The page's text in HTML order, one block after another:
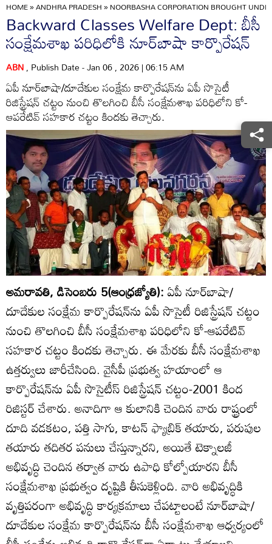
HOME»ANDHRA PRADESH»NOORBASHA CORPORATION BROUGHT
Backward Classes Welfare Dept: బీసీ
సంక్షేమశాఖ పరిధిలోకి నూర్‌బాషా కార్పొరేషన్‌
ABN, Publish Date - Jan 06 , 2026 | 06:15 AM
ఏపీ నూర్‌బాషా/దూదేకుల సంక్షేమ కార్పొరేషన్‌ను ఏపీ సొసైటీ
రిజిస్ట్రేషన్‌ చట్టం నుంచి తొలగించి బీసీ సంక్షేమశాఖ పరిధిలోని కో-
ఆపరేటివ్‌ సహకార చట్టం కిందకు తెచ్చారు.
అమరావతి, డిసెంబరు 5(ఆంధ్రజ్యోతి):ఏపీ నూర్‌బాషా/
దూదేకుల సంక్షేమ కార్పొరేషన్‌ను ఏపీ సొసైటీ రిజిస్ట్రేషన్‌ చట్టం
నుంచి తొలగించి బీసీ సంక్షేమశాఖ పరిధిలోని కో-ఆపరేటివ్‌
సహకార చట్టం కిందకు తెచ్చారు. ఈ మేరకు బీసీ సంక్షేమశాఖ
ఉత్తర్వులు జారీచేసింది. వైసీపీ ప్రభుత్వ హయాంలో ఆ
కార్పొరేషన్‌ను ఏపీ సొసైటీస్‌ రిజిస్ట్రేషన్‌ చట్టం-2001 కింద
రిజిస్టర్‌ చేశారు. అనాదిగా ఆ కులానికి చెందిన వారు రాష్ట్రంలో
దూది వడకటం, పత్తి సాగు, కాటన్‌ ఫ్యాబ్రిక్‌ తయారు, పరుపుల
తయారు తదితర పనులు చేస్తున్నారని, అయితే టెక్నాలజీ
అభివృద్ధి చెందిన తర్వాత వారు ఉపాధి కోల్పోయారని బీసీ
సంక్షేమశాఖ ప్రభుత్వం దృష్టికి తీసుకెళ్లింది. వారి అభివృద్ధికి
వృత్తిపరంగా అభివృద్ధి కార్యక్రమాలు చేపట్టాలంటే నూర్‌బాషా/
దూదేకుల సంక్షేమ కార్పొరేషన్‌ను బీసీ సంక్షేమశాఖ ఆధ్వర్యంలో